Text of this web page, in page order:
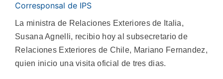
Corresponsal de IPS
La ministra de Relaciones Exteriores de Italia,
Susana Agnelli, recibio hoy al subsecretario de
Relaciones Exteriores de Chile, Mariano Fernandez,
quien inicio una visita oficial de tres dias.